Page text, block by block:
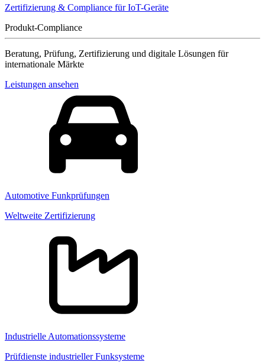
Zertifizierung & Compliance für IoT-Geräte
Produkt-Compliance
Beratung, Prüfung, Zertifizierung und digitale Lösungen für
internationale Märkte
Leistungen ansehen
Automotive Funkprüfungen
Weltweite Zertifizierung
Industrielle Automationssysteme
Prüfdienste industrieller Funksysteme